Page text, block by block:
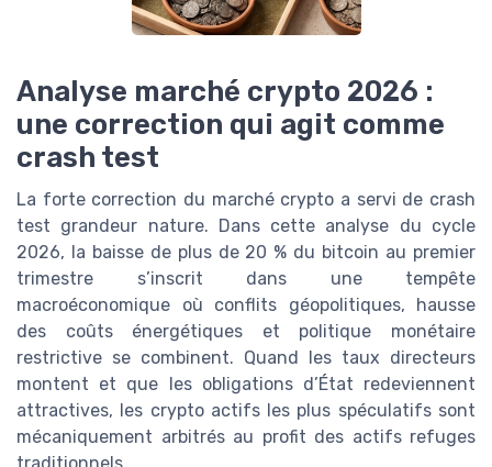
Analyse marché crypto 2026 :
une correction qui agit comme
crash test
La forte correction du marché crypto a servi de crash
test grandeur nature. Dans cette analyse du cycle
2026, la baisse de plus de 20 % du bitcoin au premier
trimestre s’inscrit dans une tempête
macroéconomique où conflits géopolitiques, hausse
des coûts énergétiques et politique monétaire
restrictive se combinent. Quand les taux directeurs
montent et que les obligations d’État redeviennent
attractives, les crypto actifs les plus spéculatifs sont
mécaniquement arbitrés au profit des actifs refuges